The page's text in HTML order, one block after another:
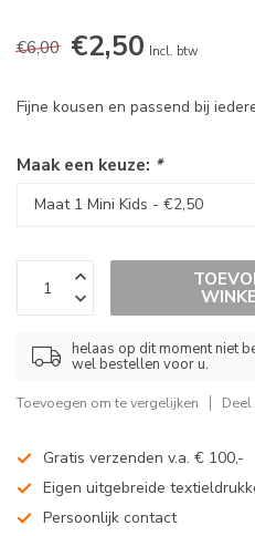
€6,00 €2,50 Incl. btw
Fijne kousen en passend bij
Maak een keuze: *
helaas op dit moment niet
wel bestellen voor u.
Toevoegen om te vergelijken
Gratis verzenden v.a. € 100,-
Eigen uitgebreide
Persoonlijk contact